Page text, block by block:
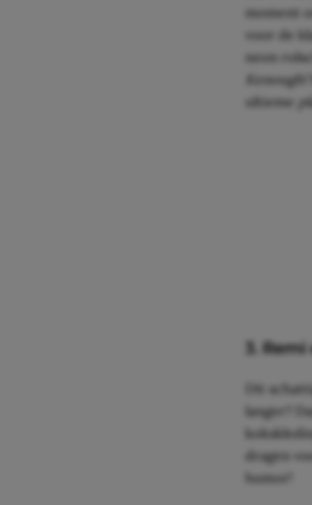
moment
voor de
neon
Kenough!
ultieme
3.
Dit
langer?
dragen
humor!